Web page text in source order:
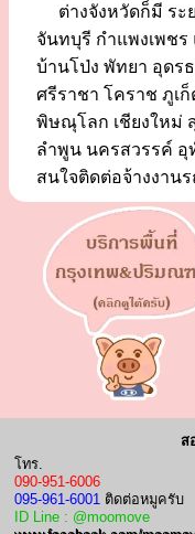
ต่างจังหวัดก็มี ระ
จันทบุรี กำแพงเพช
บ้านโป่ง พัทยา อุดร
ศรีราชา โคราช ภูเ
พิษณุโลก เชียงใหม่
ลำพูน นครสวรรค์ อุ
สนใจติดต่อจ้างงาน
ส
โทร.
090-951-6006
095-961-6001 ติดต่อหมูครับ
ID Line : @moomove